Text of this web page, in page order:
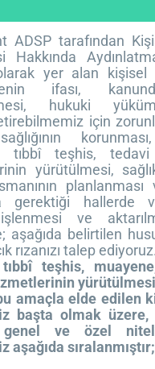
ADSP tarafından
Hakkında
yer alan kişisel
ifası,
hukuki
için
tıbbî teşhis,
yürütülmesi,
gerektiği hallerde
ve
aşağıda belirtilen
rızanızı talep ediyoruz.
teşhis,
amaçla elde edilen
başta olmak üzere,
genel ve özel
aşağıda sıralanmıştır;